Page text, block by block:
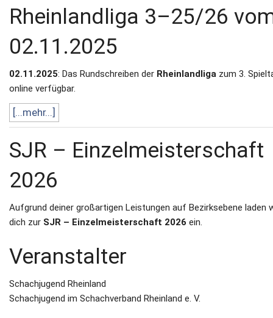
Rheinlandliga 3–25/26
02.11.2025
02.11.2025: Das Rundschreiben der Rheinlandliga zum 3.
online verfügbar.
[...mehr...]
SJR – Einzelmeisterschaft
2026
Aufgrund deiner großartigen Leistungen auf Bezirksebene laden
dich zur SJR – Einzelmeisterschaft 2026 ein.
Veranstalter
Schachjugend Rheinland
Schachjugend im Schachverband Rheinland e. V.